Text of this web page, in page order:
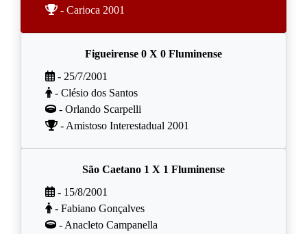
- Carioca 2001
Figueirense 0 X 0 Fluminense
- 25/7/2001
- Clésio dos Santos
- Orlando Scarpelli
- Amistoso Interestadual 2001
São Caetano 1 X 1 Fluminense
- 15/8/2001
- Fabiano Gonçalves
- Anacleto Campanella